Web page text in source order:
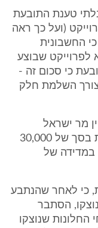
טענת התובעת
(ועל כך ראה
החשבונית
לפרוייקט שבוצע
כי סכום זה -
לצורך השלמת חלק
מר ישראל
גבריאל כי על הנתבע לפצות התובעת בסך של 30,000
במדידה של
כי לאחר שהנתבע
הסתבר
החלונות שנוצקו